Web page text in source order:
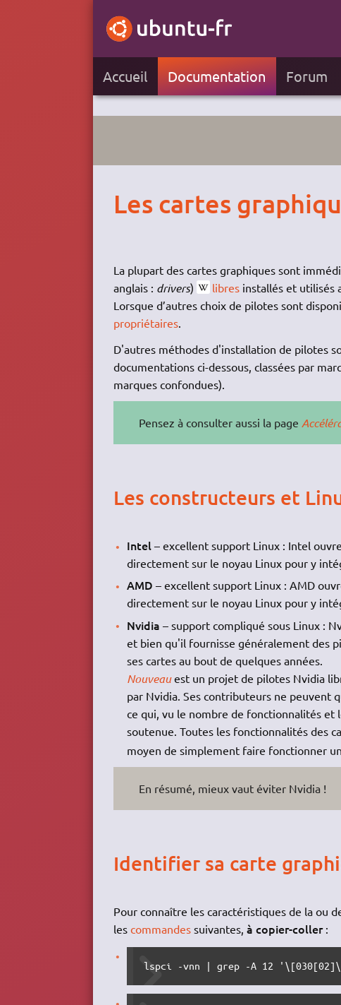
Accueil Documentation Forum
Les cartes
La plupart des cartes graphiques sont
anglais : drivers) libres installés et utilisés
Lorsque d’autres choix de pilotes sont
propriétaires.
D'autres méthodes d'installation de pilotes
documentations ci-dessous, classées par
marques confondues).
Pensez à consulter aussi la page
Les constructeurs et
Intel – excellent support Linux : Intel
directement sur le noyau Linux pour y
AMD – excellent support Linux : AMD
directement sur le noyau Linux pour y
Nvidia – support compliqué sous Linux :
et bien qu'il fournisse généralement des
ses cartes au bout de quelques années.
Nouveauest un projet de pilotes Nvidia
par Nvidia. Ses contributeurs ne peuvent
ce qui, vu le nombre de fonctionnalités et
soutenue. Toutes les fonctionnalités des
moyen de simplement faire fonctionner
En résumé, mieux vaut éviter Nvidia !
Identifier sa carte
Pour connaître les caractéristiques de la ou
les commandessuivantes, à copier-coller:
lspci -vnn | grep -A 12